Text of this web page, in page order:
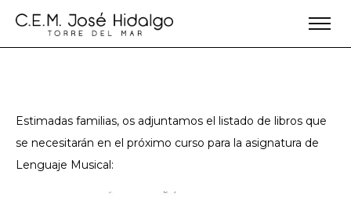
Estimadas familias, os adjuntamos el listado de libros que
se necesitarán en el próximo curso para la asignatura de
Lenguaje Musical: